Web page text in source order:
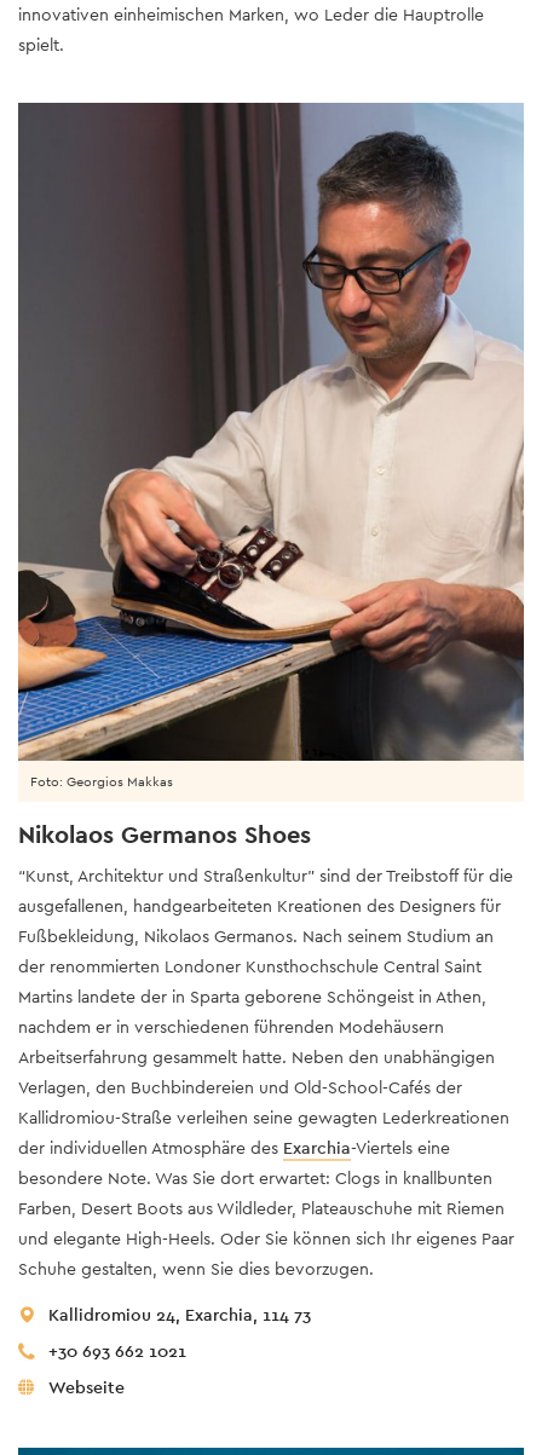
innovativen einheimischen Marken, wo Leder die Hauptrolle
spielt.
Foto: Georgios Makkas
Nikolaos Germanos Shoes
“Kunst, Architektur und Straßenkultur” sind der Treibstoff für die
ausgefallenen, handgearbeiteten Kreationen des Designers für
Fußbekleidung, Nikolaos Germanos. Nach seinem Studium an
der renommierten Londoner Kunsthochschule Central Saint
Martins landete der in Sparta geborene Schöngeist in Athen,
nachdem er in verschiedenen führenden Modehäusern
Arbeitserfahrung gesammelt hatte. Neben den unabhängigen
Verlagen, den Buchbindereien und Old-School-Cafés der
Kallidromiou-Straße verleihen seine gewagten Lederkreationen
der individuellen Atmosphäre des Exarchia-Viertels eine
besondere Note. Was Sie dort erwartet: Clogs in knallbunten
Farben, Desert Boots aus Wildleder, Plateauschuhe mit Riemen
und elegante High-Heels. Oder Sie können sich Ihr eigenes Paar
Schuhe gestalten, wenn Sie dies bevorzugen.
Kallidromiou 24, Exarchia, 114 73
+30 693 662 1021
Webseite